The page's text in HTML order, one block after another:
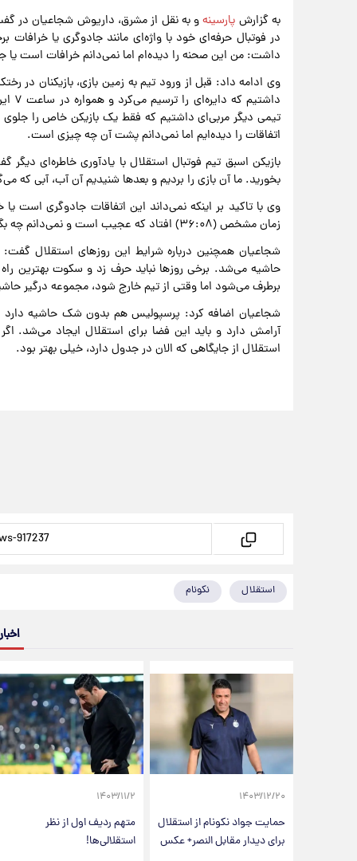
به گزارش پارسینهو به نقل از مشرق، داریوش شجاعیان در
در فوتبال حرفه‌ای خود با واژه‌ای مانند جادوگری یا
داشت: من این صحنه‌ را دیده‌ام اما نمی‌دانم خرافات است یا
وی ادامه داد: قبل از ورود تیم به زمین بازی، بازیکنان
تیمی دیگر مربی‌ای داشتیم که فقط یک بازیکن خاص را
اتفاقات را دیده‌ایم اما نمی‌دانم پشت آن چه چیزی است.
بازیکن اسبق تیم فوتبال استقلال با یادآوری خاطره‌ای
بخورید. ما آن بازی را بردیم و بعدها شنیدیم آن آب، آبی که
زمان مشخص (۳۶:۰۸) افتاد که عجیب است و نمی‌دانم چه بگویم.
شجاعیان همچنین درباره شرایط این‌ روزهای استقلال
حاشیه می‌شد. برخی روزها نباید حرف زد و سکوت بهترین
برطرف می‌شود اما وقتی از تیم خارج شود، مجموعه درگیر
شجاعیان اضافه کرد: پرسپولیس هم بدون شک حاشیه دارد
آرامش دارد و باید این فضا برای استقلال ایجاد می‌شد.
استقلال از جایگاهی که الان در جدول دارد، خیلی بهتر بود.
استقلال نکونام
۱۴۰۳/۱۲/۲۰
حمایت جواد نکونام از استقلال
برای دیدار مقابل النصر+ عکس
۱۴۰۳/۱۱/۲
متهم ردیف اول از نظر
استقلالی‌ها!